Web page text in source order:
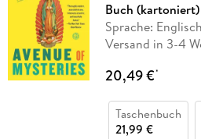
Buch (kartoniert)
Sprache: Englisch
Versand in 3-4
20,49 €*
Taschenbuch
21,99 €